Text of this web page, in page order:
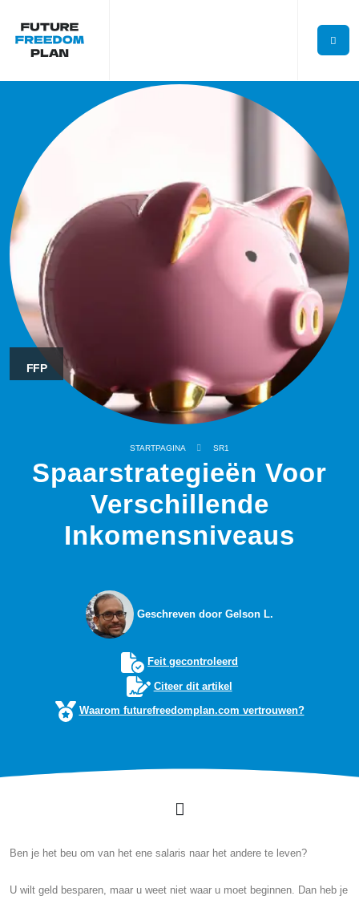
FFP
STARTPAGINA SR1
Spaarstrategieën Voor
Verschillende
Inkomensniveaus
Geschreven door Gelson L.
Feit gecontroleerd
Citeer dit artikel
Waarom futurefreedomplan.com vertrouwen?
Ben je het beu om van het ene salaris naar het andere te leven?
U wilt geld besparen, maar u weet niet waar u moet beginnen. Dan heb je